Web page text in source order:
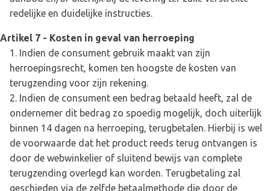
redelijke en duidelijke instructies.
Artikel 7 - Kosten in geval van herroeping
Indien de consument gebruik maakt van zijn
herroepingsrecht, komen ten hoogste de kosten van
terugzending voor zijn rekening.
Indien de consument een bedrag betaald heeft, zal de
ondernemer dit bedrag zo spoedig mogelijk, doch uiterlijk
binnen 14 dagen na herroeping, terugbetalen. Hierbij is wel
de voorwaarde dat het product reeds terug ontvangen is
door de webwinkelier of sluitend bewijs van complete
terugzending overlegd kan worden. Terugbetaling zal
geschieden via de zelfde betaalmethode die door de